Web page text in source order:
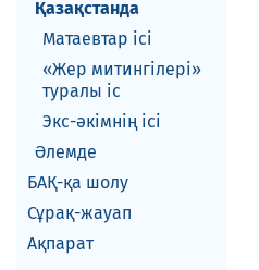
Қазақстанда
Матаевтар ici
«Жер митингілері»
туралы іс
Экс-әкiмнiң iсi
Әлемде
БАҚ-қа шолу
Сұрақ-жауап
Ақпарат